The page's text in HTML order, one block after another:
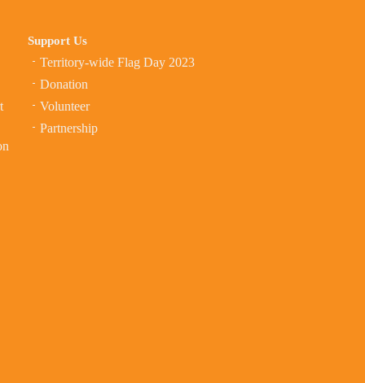
Support Us
Territory-wide Flag Day 2023
Donation
Volunteer
Partnership